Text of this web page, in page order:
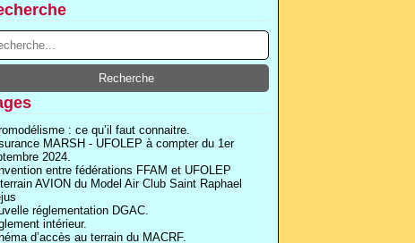
: ce qu’il faut connaitre.
MARSH - UFOLEP à compter du 1er
2024.
entre fédérations FFAM et UFOLEP
AVION du Model Air Club Saint Raphael
réglementation DGAC.
intérieur.
d’accès au terrain du MACRF.